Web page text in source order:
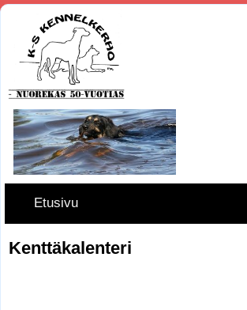
Etusivu
Kenttäkalenteri